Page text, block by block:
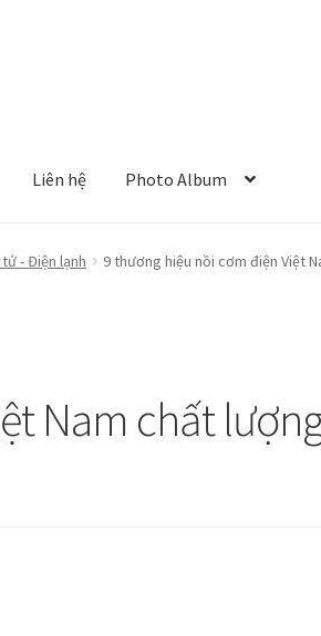
Liên hệ Photo Album
- Điện lạnh 9 thương hiệu nồi cơm điện Việt
Nam chất